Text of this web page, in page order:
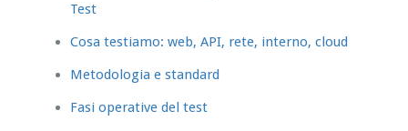
Test
Cosa testiamo: web, API, rete, interno, cloud
Metodologia e standard
Fasi operative del test